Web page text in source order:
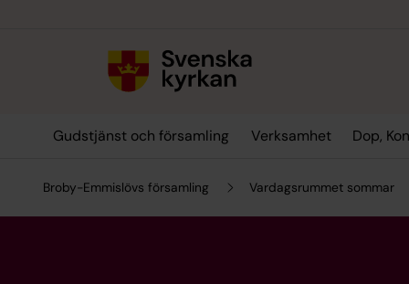
Gudstjänst och församling Verksamhet Dop,
Broby-Emmislövs församling Vardagsrummet sommar